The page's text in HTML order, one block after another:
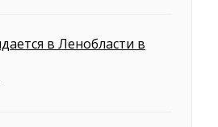
в Ленобласти в